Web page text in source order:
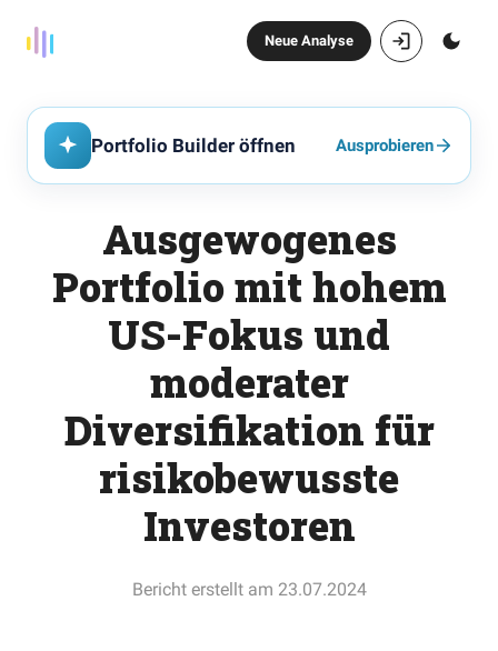
Neue Analyse
Portfolio Builder öffnen Ausprobieren
Ausgewogenes
Portfolio mit hohem
US-Fokus und
moderater
Diversifikation für
risikobewusste
Investoren
Bericht erstellt am 23.07.2024